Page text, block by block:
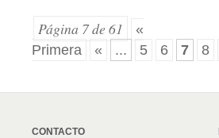
Página 7 de 61
«
Primera
« ... 5 6 7 8
CONTACTO